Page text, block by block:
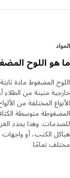
اللوح
المضغوط مادة ثابتة
متينة من الطلاء أو
المختلفة من
متوسطة
وهذا يحدد الغرض
الكنب، أو واجهات
تمامًا.